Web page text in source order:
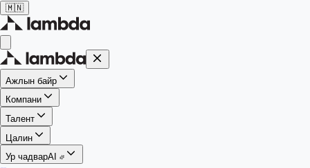
🇲🇳
Ажлын байр
Компани
Талент
Цалин